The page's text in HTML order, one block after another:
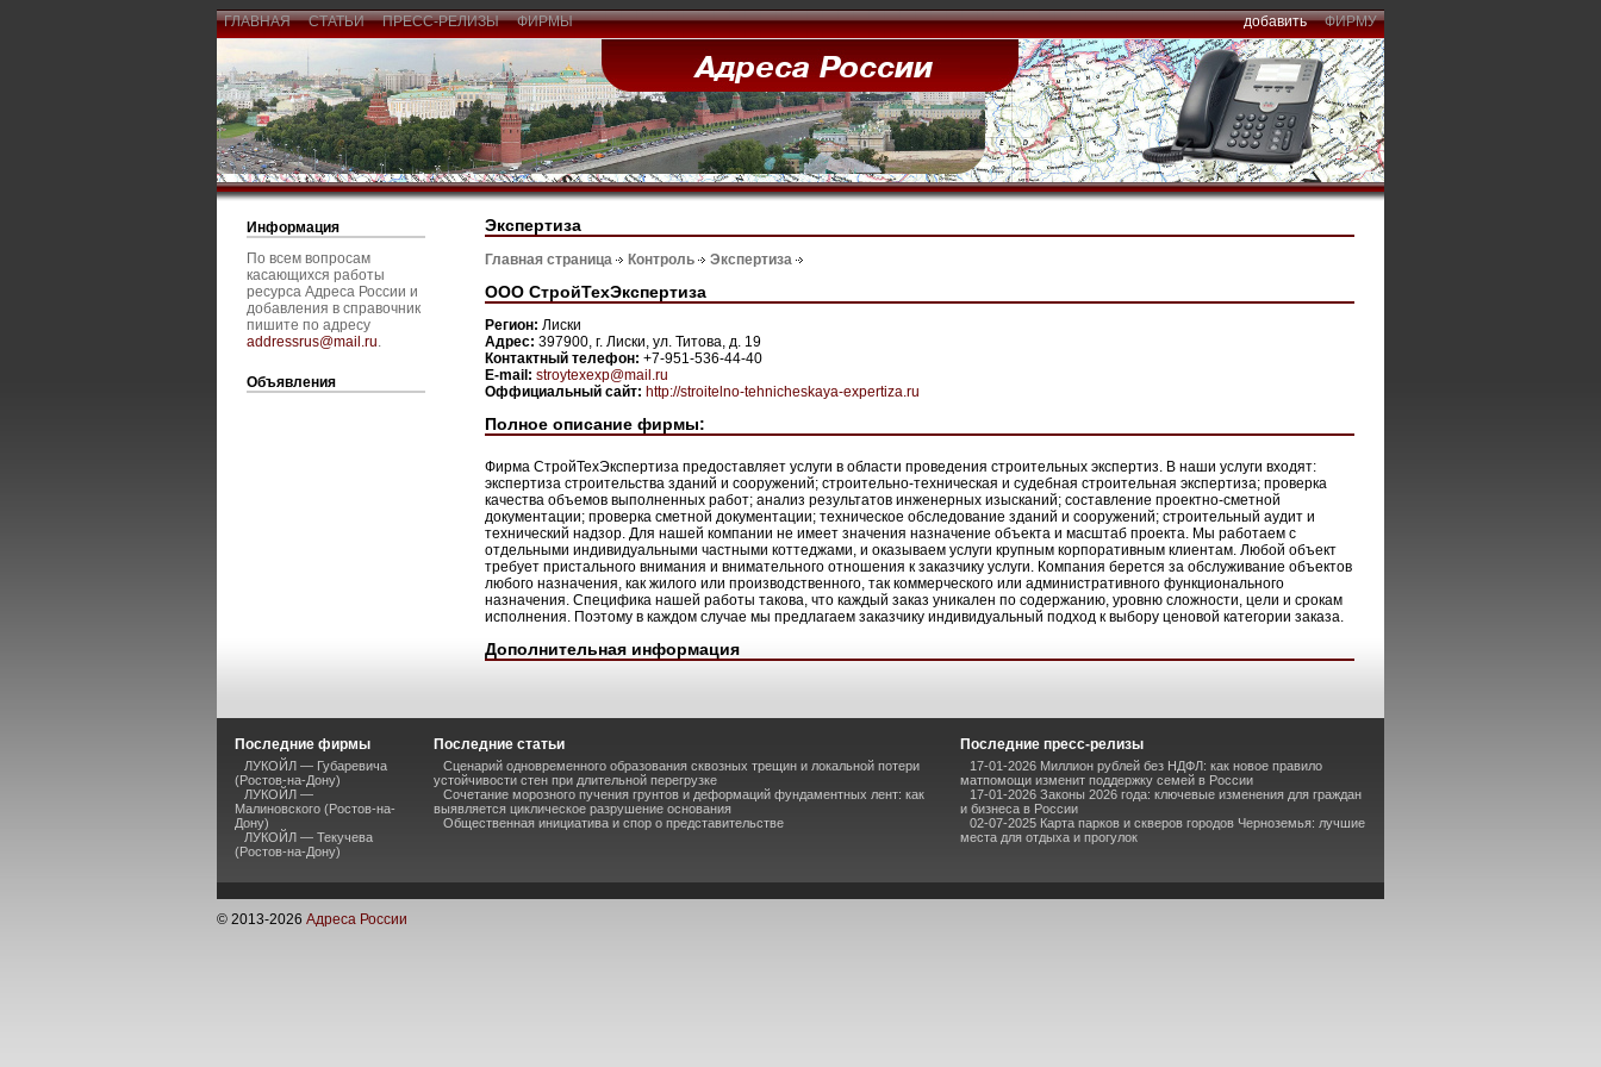
ГЛАВНАЯ СТАТЬИ ПРЕСС-РЕЛИЗЫ ФИРМЫ добавить ФИРМУ
Информация
По всем вопросам
касающихся работы
ресурса Адреса России и
добавления в справочник
пишите по адресу
addressrus@mail.ru.
Объявления
Экспертиза
Главная страница Контроль Экспертиза
ООО СтройТехЭкспертиза
Регион: Лиски
Адрес: 397900, г. Лиски, ул. Титова, д. 19
Контактный телефон: +7-951-536-44-40
E-mail: stroytexexp@mail.ru
Оффициальный сайт: http://stroitelno-tehnicheskaya-expertiza.ru
Полное описание фирмы:
Фирма СтройТехЭкспертиза предоставляет услуги в области проведения строительных экспертиз. В наши услуги входят:
экспертиза строительства зданий и сооружений; строительно-техническая и судебная строительная экспертиза; проверка
качества объемов выполненных работ; анализ результатов инженерных изысканий; составление проектно-сметной
документации; проверка сметной документации; техническое обследование зданий и сооружений; строительный аудит и
технический надзор. Для нашей компании не имеет значения назначение объекта и масштаб проекта. Мы работаем с
отдельными индивидуальными частными коттеджами, и оказываем услуги крупным корпоративным клиентам. Любой объект
требует пристального внимания и внимательного отношения к заказчику услуги. Компания берется за обслуживание объектов
любого назначения, как жилого или производственного, так коммерческого или административного функционального
назначения. Специфика нашей работы такова, что каждый заказ уникален по содержанию, уровню сложности, цели и срокам
исполнения. Поэтому в каждом случае мы предлагаем заказчику индивидуальный подход к выбору ценовой категории заказа.
Дополнительная информация
Последние фирмы
ЛУКОЙЛ — Губаревича
(Ростов-на-Дону)
ЛУКОЙЛ —
Малиновского (Ростов-на-
Дону)
ЛУКОЙЛ — Текучева
(Ростов-на-Дону)
Последние статьи
Сценарий одновременного образования сквозных трещин и локальной потери
устойчивости стен при длительной перегрузке
Сочетание морозного пучения грунтов и деформаций фундаментных лент: как
выявляется циклическое разрушение основания
Общественная инициатива и спор о представительстве
Последние пресс-релизы
17-01-2026 Миллион рублей без НДФЛ: как новое правило
матпомощи изменит поддержку семей в России
17-01-2026 Законы 2026 года: ключевые изменения для граждан
и бизнеса в России
02-07-2025 Карта парков и скверов городов Черноземья: лучшие
места для отдыха и прогулок
© 2013-2026 Адреса России